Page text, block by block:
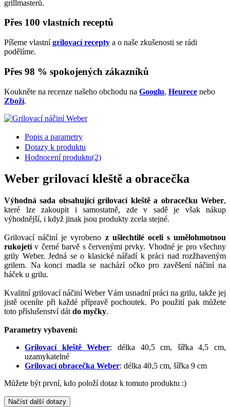
grillmasterů.
Přes 100 vlastních receptů
Píšeme vlastnígrilovací recepty a o naše zkušenosti se rádi
podělíme.
Přes 98 % spokojených zákazníků
Koukněte na recenze našeho obchodu na Googlu, Heurece nebo
Zboží.
Popis a parametry
Dotazy k produktu
Hodnocení produktu(2)
Weber grilovací kleště a obracečka
Výhodná sada obsahující grilovací kleště a obracečku Weber,
které lze zakoupit i samostatně, zde v sadě je však nákup
výhodnější, i když jinak jsou produkty zcela stejné.
Grilovací náčiní je vyrobeno z ušlechtilé oceli s umělohmotnou
rukojetív černé barvě s červenými prvky. Vhodné je pro všechny
grily Weber. Jedná se o klasické nářadí k práci nad rozžhaveným
grilem. Na konci madla se nachází očko pro zavěšení náčiní na
háček u grilu.
Kvalitní grilovací náčiní Weber Vám usnadní práci na grilu, takže jej
jistě oceníte při každé přípravě pochoutek. Po použití pak můžete
toto příslušenství dát do myčky.
Parametry vybavení:
Grilovací kleště Weber: délka 40,5 cm, šířka 4,5 cm,
uzamykatelné
Grilovací obracečka Weber: délka 40,5 cm, šířka 9 cm
Můžete být první, kdo položí dotaz k tomuto produktu :)
Načíst další dotazy